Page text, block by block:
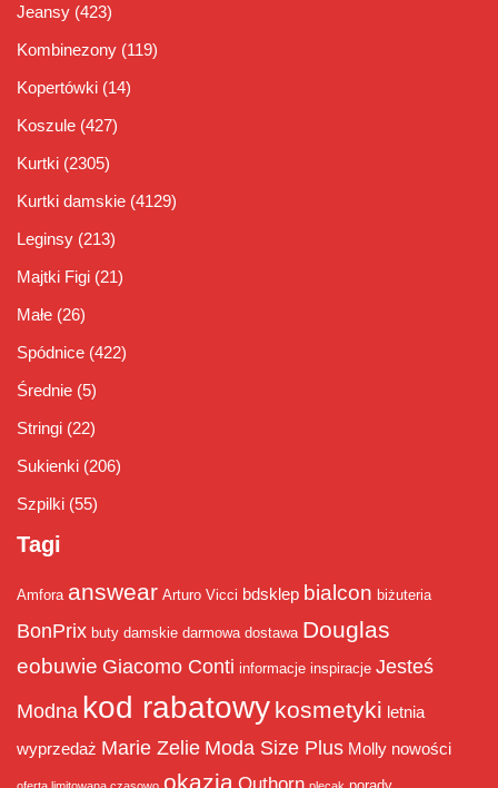
Jeansy (423)
Kombinezony (119)
Kopertówki (14)
Koszule (427)
Kurtki (2305)
Kurtki damskie (4129)
Leginsy (213)
Majtki Figi (21)
Małe (26)
Spódnice (422)
Średnie (5)
Stringi (22)
Sukienki (206)
Szpilki (55)
Tagi
Amfora answear Arturo Vicci bdsklep bialcon biżuteria
BonPrix buty damskie darmowa dostawa Douglas
eobuwie Giacomo Conti informacje inspiracje Jesteś
Modna kod rabatowy kosmetyki letnia
wyprzedaż Marie Zelie Moda Size Plus Molly nowości
okazja